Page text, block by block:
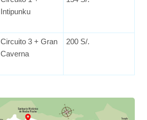
Intipunku
Circuito 3 + Gran
Caverna
200 S/.